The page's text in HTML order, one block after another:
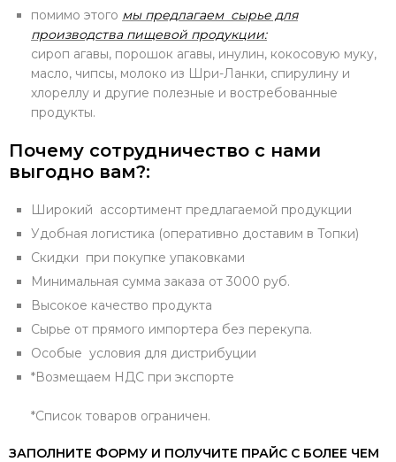
помимо этого мы предлагаем сырье для
производства пищевой продукции:
сироп агавы, порошок агавы, инулин, кокосовую муку,
масло, чипсы, молоко из Шри-Ланки, спирулину и
хлореллу и другие полезные и востребованные
продукты.
Почему сотрудничество с нами
выгодно вам?:
Широкий ассортимент предлагаемой продукции
Удобная логистика (оперативно доставим в Топки)
Скидки при покупке упаковками
Минимальная сумма заказа от 3000 руб.
Высокое качество продукта
Сырье от прямого импортера без перекупа.
Особые условия для дистрибуции
*Возмещаем НДС при экспорте
*Список товаров ограничен.
ЗАПОЛНИТЕ ФОРМУ И ПОЛУЧИТЕ ПРАЙС С БОЛЕЕ ЧЕМ